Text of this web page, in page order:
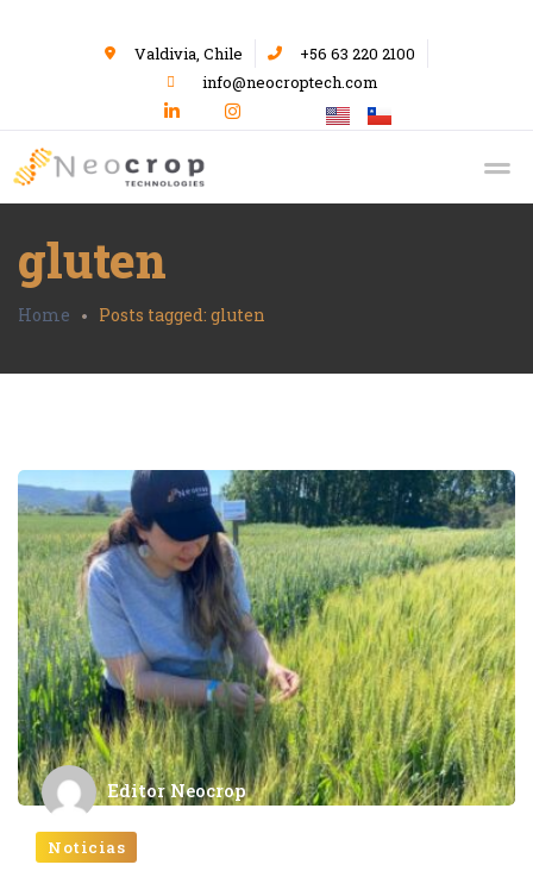
Valdivia, Chile
+56 63 220 2100
info@neocroptech.com
gluten
Home Posts tagged: gluten
Editor Neocrop
Noticias